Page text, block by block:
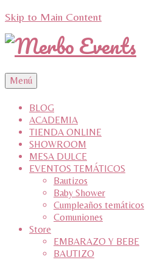
Skip to Main Content
Menú
BLOG
ACADEMIA
TIENDA ONLINE
SHOWROOM
MESA DULCE
EVENTOS TEMÁTICOS
Bautizos
Baby Shower
Cumpleaños temáticos
Comuniones
Store
EMBARAZO Y BEBE
BAUTIZO